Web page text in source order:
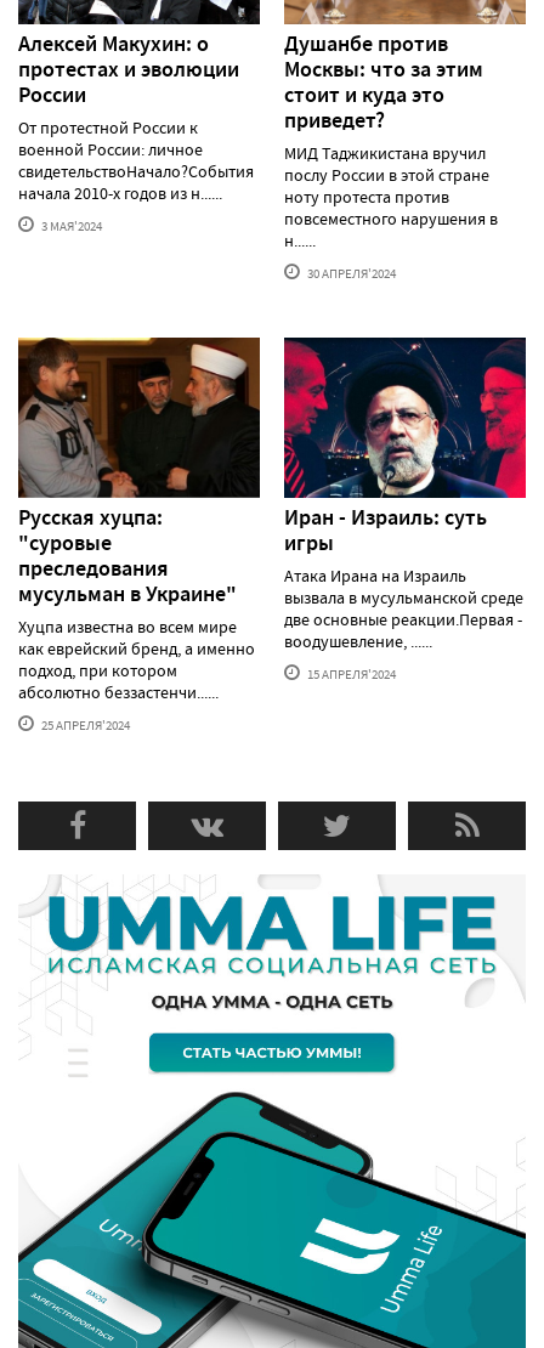
Алексей Макуxин: о
протестаx и эволюции
России
От протестной России к
военной России: личное
свидетельствоНачало?События
начала 2010-х годов из н......
3 МАЯ'2024
Душанбе против
Москвы: что за этим
стоит и куда это
приведет?
МИД Таджикистана вручил
послу России в этой стране
ноту протеста против
повсеместного нарушения в
н......
30 АПРЕЛЯ'2024
Русская хуцпа:
"суровые
преследования
мусульман в Украине"
Хуцпа известна во всем мире
как еврейский бренд, а именно
подход, при котором
абсолютно беззастенчи......
25 АПРЕЛЯ'2024
Иран - Израиль: суть
игры
Атака Ирана на Израиль
вызвала в мусульманской среде
две основные реакции.Первая -
воодушевление, ......
15 АПРЕЛЯ'2024